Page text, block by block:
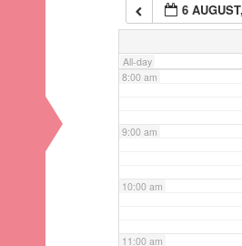
6
All-day
7:00 am
8:00 am
9:00 am
10:00 am
11:00 am